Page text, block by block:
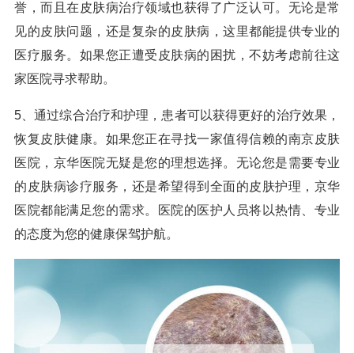
誉，而且在皮肤病治疗领域也获得了广泛认可。无论是常
见的皮肤问题，还是复杂的皮肤病，这里都能提供专业的
医疗服务。如果您正遭受皮肤病的困扰，不妨考虑前往这
家医院寻求帮助。
5、通过综合治疗和护理，患者可以获得更好的治疗效果，
恢复皮肤健康。如果您正在寻找一家值得信赖的南京皮肤
医院，京华医院无疑是您的理想选择。无论您是需要专业
的皮肤病诊疗服务，还是希望得到全面的皮肤护理，京华
医院都能满足您的需求。医院的医护人员将以热情、专业
的态度为您的健康保驾护航。